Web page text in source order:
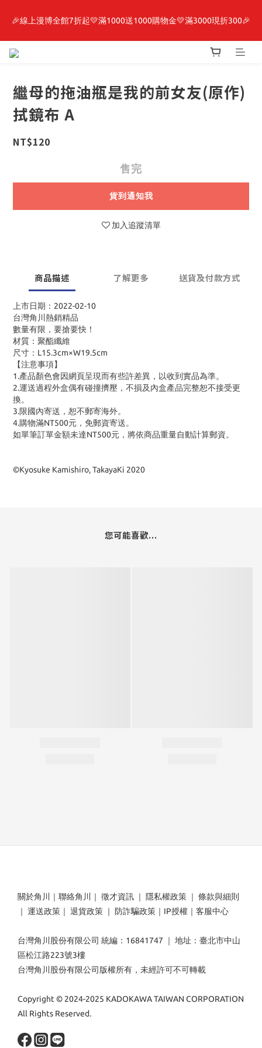
最新開賣🔥「全知讀者視角」 周邊商品
🎉線上漫博全館7折起💛滿1000送1000購物金💛滿3000現折300🎉
【抽籤堂】 影之強者、你又被殺了呢，偵探大人、約會大作戰、
最新開賣🔥「全知讀者視角」 周邊商品
繼母的拖油瓶是我的前女友(原作)
拭鏡布 A
NT$120
售完
貨到通知我
加入追蹤清單
商品描述 了解更多 送貨及付款方式
上市日期：2022-02-10
台灣角川熱銷精品
數量有限，要搶要快！
材質：聚酯纖維
尺寸：L15.3cm×W19.5cm
【注意事項】
1.產品顏色會因網頁呈現而有些許差異，以收到實品為準。
2.運送過程外盒偶有碰撞擠壓，不損及內盒產品完整恕不接受更
換。
3.限國內寄送，恕不郵寄海外。
4.購物滿NT500元，免郵資寄送。
如單筆訂單金額未達NT500元，將依商品重量自動計算郵資。
©Kyosuke Kamishiro, TakayaKi 2020
您可能喜歡...
關於角川 ｜ 聯絡角川 ｜ 徵才資訊 ｜ 隱私權政策 ｜ 條款與細則
｜ 運送政策 ｜ 退貨政策 ｜ 防詐騙政策 ｜ IP授權 ｜ 客服中心
台灣角川股份有限公司 統編：16841747 ｜ 地址：臺北市中山
區松江路223號3樓
台灣角川股份有限公司版權所有，未經許可不可轉載
Copyright © 2024-2025 KADOKAWA TAIWAN CORPORATION
All Rights Reserved.